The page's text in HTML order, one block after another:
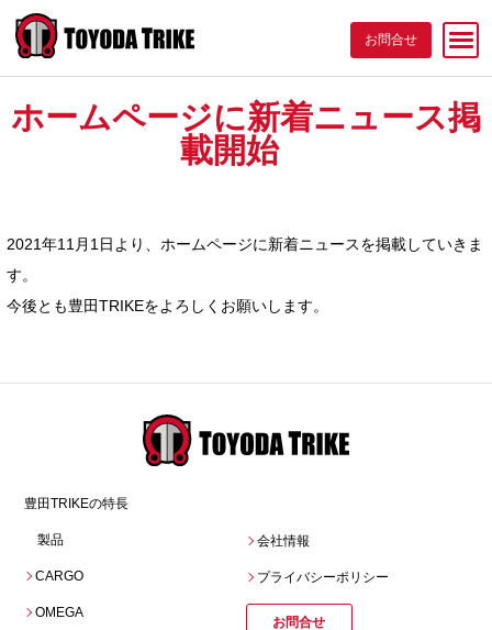
ホームページに新着ニュース掲
載開始
2021年11月1日より、ホームページに新着ニュースを掲載していきま
す。
今後とも豊田TRIKEをよろしくお願いします。
豊田TRIKEの特長
製品
CARGO
OMEGA
会社情報
プライバシーポリシー
お問合せ
製品
会社情報
お問合せ